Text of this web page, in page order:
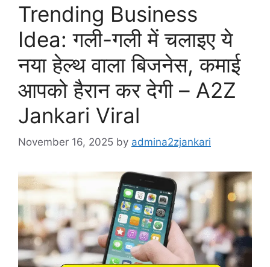
Trending Business
Idea: गली-गली में चलाइए ये
नया हेल्थ वाला बिजनेस, कमाई
आपको हैरान कर देगी – A2Z
Jankari Viral
November 16, 2025 by admina2zjankari